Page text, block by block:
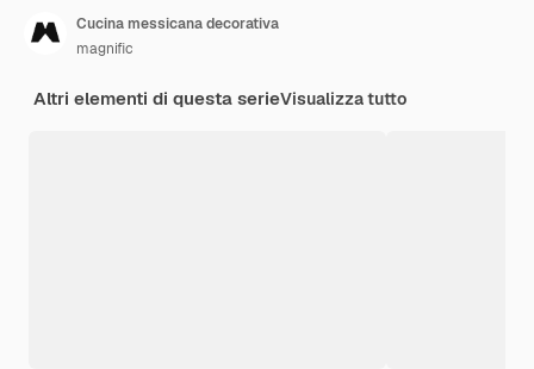
Cucina messicana decorativa
magnific
Altri elementi di questa serieVisualizza tutto